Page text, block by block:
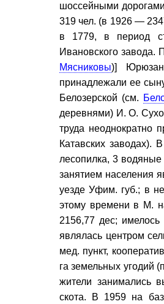
шоссейными
319 чел. (в 1926 —
в 1779, в период
Ивановского
Мясниковы)]
принадлежали ее
Белозерской (см.
деревнями) И. О.
труда неоднократно
Катавских заводах).
лесопилка, 3
занятием населения
уезде Уфим. губ.; в
этому времени в М.
2156,77 дес;
являлась центром
мед. пункт,
га земельных угодий
жители занимались
скота. В 1959 на